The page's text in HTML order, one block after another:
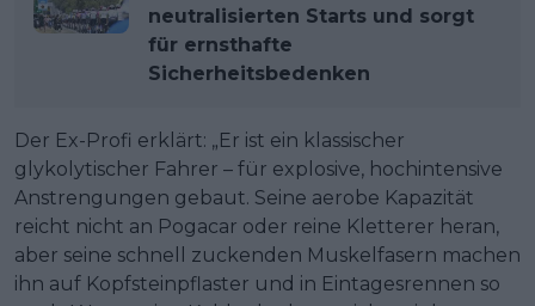
neutralisierten Starts und sorgt
für ernsthafte
Sicherheitsbedenken
Der Ex-Profi erklärt: „Er ist ein klassischer
glykolytischer Fahrer – für explosive, hochintensive
Anstrengungen gebaut. Seine aerobe Kapazität
reicht nicht an Pogacar oder reine Kletterer heran,
aber seine schnell zuckenden Muskelfasern machen
ihn auf Kopfsteinpflaster und in Eintagesrennen so